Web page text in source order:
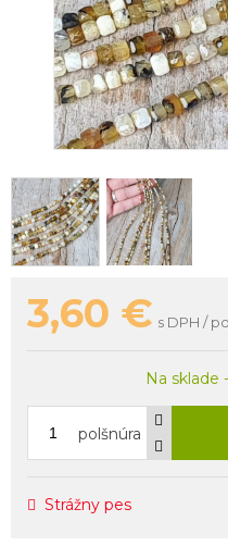
3,60 € s DPH /
Na sklade
polšnúra
Strážny pes